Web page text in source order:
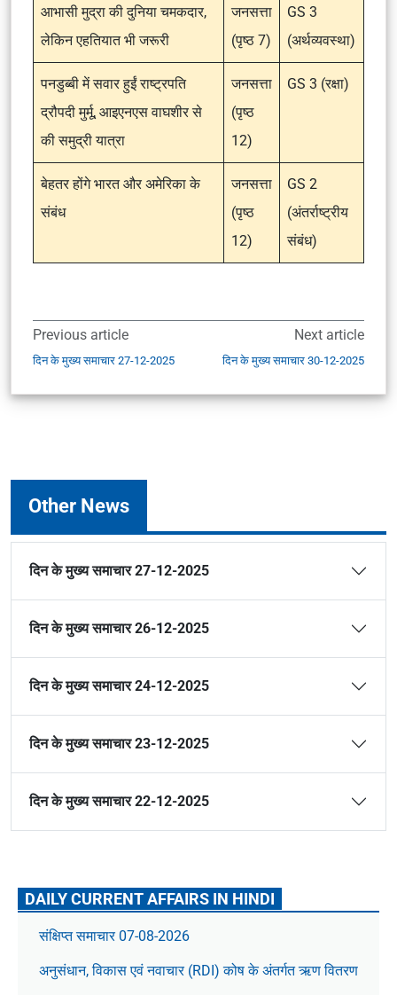
आभासी मुद्रा की दुनिया चमकदार,
लेकिन एहतियात भी जरूरी
जनसत्ता
(पृष्ठ 7)
GS 3
(अर्थव्यवस्था)
पनडुब्बी में सवार हुईं राष्ट्रपति
द्रौपदी मुर्मू, आइएनएस वाघशीर से
की समुद्री यात्रा
जनसत्ता
(पृष्ठ
12)
GS 3 (रक्षा)
बेहतर होंगे भारत और अमेरिका के
संबंध
जनसत्ता
(पृष्ठ
12)
GS 2
(अंतर्राष्ट्रीय
संबंध)
Previous article
दिन के मुख्य समाचार 27-12-2025
Next article
दिन के मुख्य समाचार 30-12-2025
Other News
दिन के मुख्य समाचार 27-12-2025
दिन के मुख्य समाचार 26-12-2025
दिन के मुख्य समाचार 24-12-2025
दिन के मुख्य समाचार 23-12-2025
दिन के मुख्य समाचार 22-12-2025
DAILY CURRENT AFFAIRS IN HINDI
संक्षिप्त समाचार 07-08-2026
अनुसंधान, विकास एवं नवाचार (RDI) कोष के अंतर्गत ऋण वितरण